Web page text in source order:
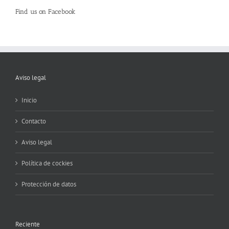
Find us on Facebook
Aviso legal
Inicio
Contacto
Aviso legal
Política de cockies
Protección de datos
Reciente